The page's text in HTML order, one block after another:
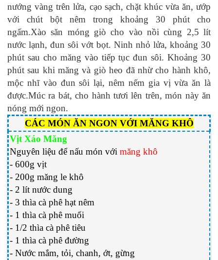
nướng vàng trên lửa, cạo sạch, chặt khúc vừa ăn, ướp
với chút bột nêm trong khoảng 30 phút cho
ngấm.Xào săn móng giò cho vào nồi cùng 2,5 lít
nước lạnh, đun sôi vớt bọt. Ninh nhỏ lửa, khoảng 30
phút sau cho măng vào tiếp tục đun sôi. Khoảng 30
phút sau khi măng và giò heo đã nhừ cho hành khô,
mộc nhĩ vào đun sôi lại, nêm nếm gia vị vừa ăn là
được.Múc ra bát, cho hành tươi lên trên, món này ăn
nóng mới ngon.
CÁC MÓN ĂN NGON VỚI MĂNG KHÔ
Vịt Xáo Măng
Nguyên liệu để nấu món với măng khô
- 600g vịt
- 200g măng le khô
- 2 lít nước dung
- 3 thìa cà phê hạt nêm
- 1 thìa cà phê muối
- 1/2 thìa cà phê tiêu
- 1 thìa cà phê đường
- Nước mắm, tỏi, chanh, ớt, gừng